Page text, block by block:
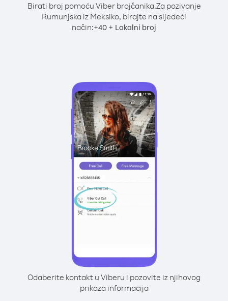
Birati broj pomoću Viber brojčanika.Za pozivanje
Rumunjska iz Meksiko, birajte na sljedeći
način:+40 + Lokalni broj
Odaberite kontakt u Viberu i pozovite iz njihovog
prikaza informacija